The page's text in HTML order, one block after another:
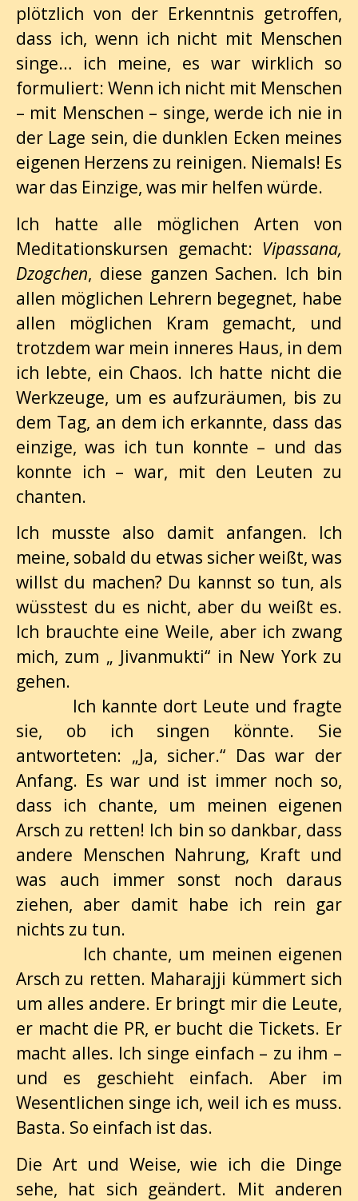
plötzlich von der Erkenntnis getroffen,
dass ich, wenn ich nicht mit Menschen
singe… ich meine, es war wirklich so
formuliert: Wenn ich nicht mit Menschen
– mit Menschen – singe, werde ich nie in
der Lage sein, die dunklen Ecken meines
eigenen Herzens zu reinigen. Niemals! Es
war das Einzige, was mir helfen würde.
Ich hatte alle möglichen Arten von
Meditationskursen gemacht: Vipassana,
Dzogchen, diese ganzen Sachen. Ich bin
allen möglichen Lehrern begegnet, habe
allen möglichen Kram gemacht, und
trotzdem war mein inneres Haus, in dem
ich lebte, ein Chaos. Ich hatte nicht die
Werkzeuge, um es aufzuräumen, bis zu
dem Tag, an dem ich erkannte, dass das
einzige, was ich tun konnte – und das
konnte ich – war, mit den Leuten zu
chanten.
Ich musste also damit anfangen. Ich
meine, sobald du etwas sicher weißt, was
willst du machen? Du kannst so tun, als
wüsstest du es nicht, aber du weißt es.
Ich brauchte eine Weile, aber ich zwang
mich, zum „ Jivanmukti“ in New York zu
gehen.
Ich kannte dort Leute und fragte
sie, ob ich singen könnte. Sie
antworteten: „Ja, sicher.“ Das war der
Anfang. Es war und ist immer noch so,
dass ich chante, um meinen eigenen
Arsch zu retten! Ich bin so dankbar, dass
andere Menschen Nahrung, Kraft und
was auch immer sonst noch daraus
ziehen, aber damit habe ich rein gar
nichts zu tun.
Ich chante, um meinen eigenen
Arsch zu retten. Maharajji kümmert sich
um alles andere. Er bringt mir die Leute,
er macht die PR, er bucht die Tickets. Er
macht alles. Ich singe einfach – zu ihm –
und es geschieht einfach. Aber im
Wesentlichen singe ich, weil ich es muss.
Basta. So einfach ist das.
Die Art und Weise, wie ich die Dinge
sehe, hat sich geändert. Mit anderen